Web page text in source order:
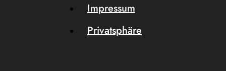
Impressum
Privatsphäre